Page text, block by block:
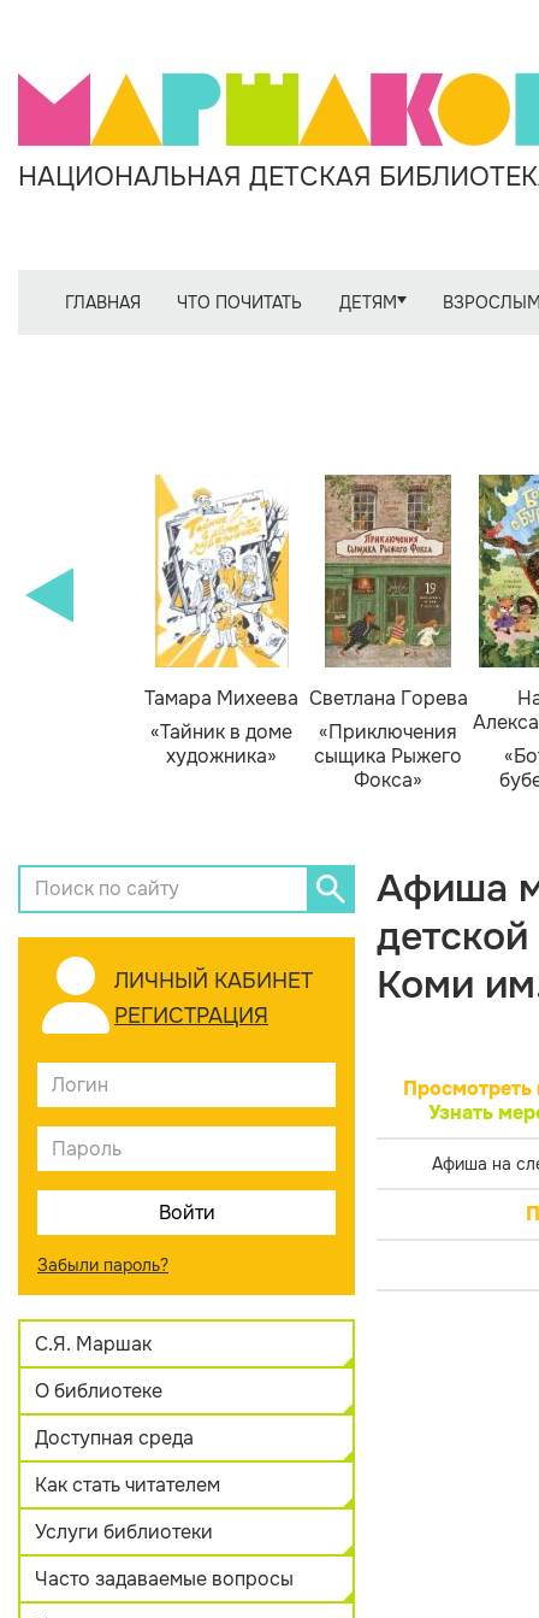
НАЦИОНАЛЬНАЯ ДЕТСКАЯ
ГЛАВНАЯ ЧТО ПОЧИТАТЬ ДЕТЯМ
Тамара Михеева
«Тайник в доме
художника»
Светлана Горева
«Приключения
сыщика Рыжего
Фокса»
ЛИЧНЫЙ КАБИНЕТ
РЕГИСТРАЦИЯ
Забыли пароль?
С.Я. Маршак
О библиотеке
Доступная среда
Как стать читателем
Услуги библиотеки
Часто задаваемые вопросы
Афиша
Коми
Просмотреть
Узнать
Афиша на